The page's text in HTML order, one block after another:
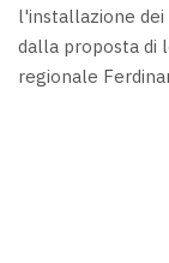
l'installazione
dalla proposta di
regionale